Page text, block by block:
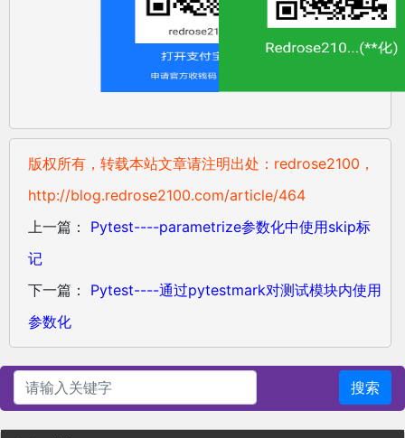
版权所有，转载本站文章请注明出处：redrose2100，
http://blog.redrose2100.com/article/464
上一篇： Pytest----parametrize参数化中使用skip标
记
下一篇： Pytest----通过pytestmark对测试模块内使用
参数化
搜索